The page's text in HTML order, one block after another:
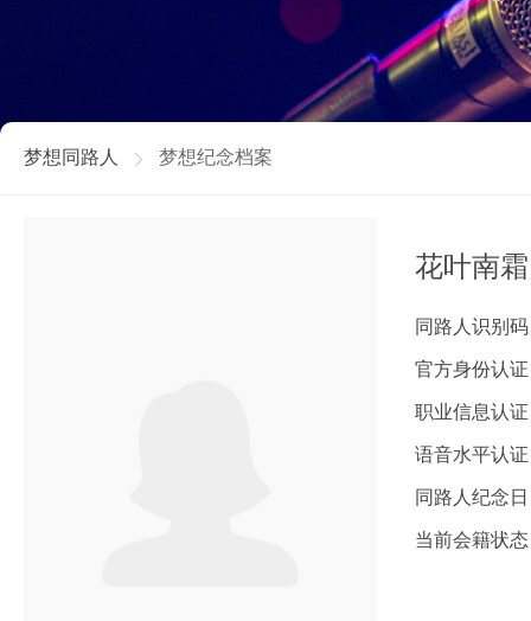
花叶南霜
梦想同路人 ꁕ
同路人识别码
官方身份认
职业信息认
语音水平认
同路人纪念
当前会籍状
梦想纪念档案